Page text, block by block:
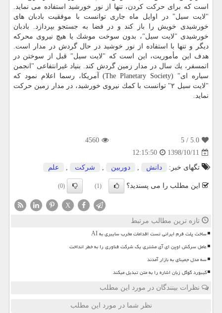
است كه برای حركت كردن، تنها از نور خورشید استفاده می نماید.
"لایت سیل" در اوایل ماه جاری توانست با موفقیت بادبان های
خورشیدی خویش را باز كند و در فضا به جستجو بپردازد. بادبان
خورشیدی "لایت سیل"، بدون سوخت موشك یا هیچ نیروی محركه
دیگر و تنها با استفاده از نور خوشید در حال گردش در مدار است.
هدف این مأموریت، این است كه "لایت سیل" قبل از سوختن در
اتمسفر، یك سال در مدار زمین گردش كند. بنیاد غیرانتفاعی "انجمن
سیاره ای" (The Planetary Society) آمریكا، رسما اعلام نمود كه
"لایت سیل ۲" توانست با كمك نیروی خورشید، در مدار زمین حركت
نماید.
5.0
/ 5
4560
1398/10/11
12:15:50
تگهای خبر:
دانش , دوربین , شركت , علم
این مطلب را می پسندید؟ (1)
(0)
X
تازه ترین مطالب مرتبط
ساخت پلت فرم ایرانی تست اقدامات مخرب سایبری به AI
عامل سرکش اوپن ای آی مشتری یک شرکت فناوری را به خطر انداخت
سه مدل جمینای به بازار آمدند
کیبورد گوگل زبان اشاره را به متن تبدیل میکند
نظرات بینندگان در مورد این مطلب
نظر شما در مورد این مطلب